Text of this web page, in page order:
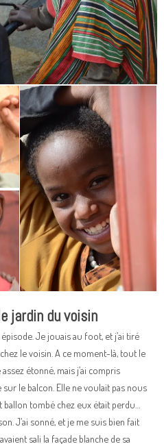
jardin du voisin
Je jouais au foot, et j’ai tiré
le voisin. A ce moment-là, tout le
étonné, mais j’ai compris
le balcon. Elle ne voulait pas nous
tombé chez eux était perdu…
J’ai sonné, et je me suis bien fait
sali la façade blanche de sa